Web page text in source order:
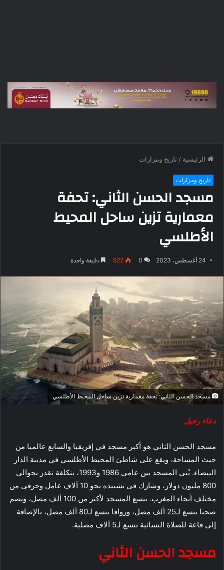
الرئيسية / تاريخ ومزارات
تاريخ ومزارات
مسجد الحسن الثاني: تحفة
معمارية تزين ساحل المحيط
الأطلسي
24 أغسطس، 2023 0
522 دقيقة واحدة
مسجد الحسن الثاني: تحفة معمارية تزين ساحل المحيط الأطلسي
دعاء رحيل
مسجد الحسن الثاني هو أكبر مسجد في إفريقيا والسابع عالميا من
حيث المساحة، ويقع على شاطئ المحيط الأطلسي في مدينة الدار
البيضاء. بُني المسجد بين عامي 1986 و1993، بتكلفة تقدر بحوالي
800 مليون دولار، وشارك في تشييده نحو 10 آلاف عامل وحرفي من
مختلف أنحاء المغرب. يتسع المسجد لأكثر من 100 ألف مصل، ويضم
صحنا يتسع لـ25 ألف مصل، ورواقا يتسع لـ80 ألف مصل، بالإضافة
إلى قاعة للصلاة النسائية تتسع لـ5 آلاف مصلية.
مسجد الحسن الثاني